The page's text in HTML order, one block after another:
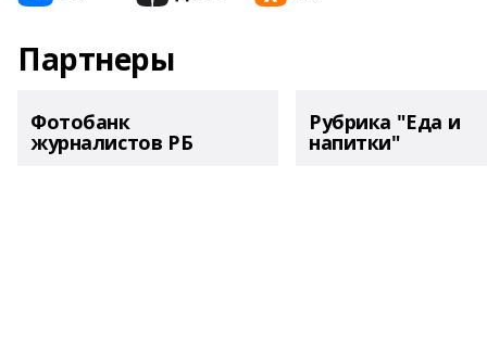
Партнеры
Фотобанк
журналистов РБ
Рубрика "Еда и
напитки"